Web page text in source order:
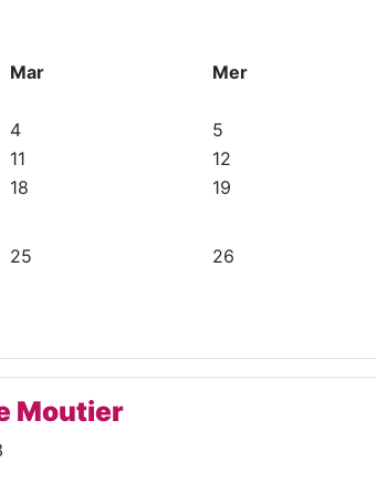
Mar Mer
4 5
11 12
18 19
25 26
Moutier